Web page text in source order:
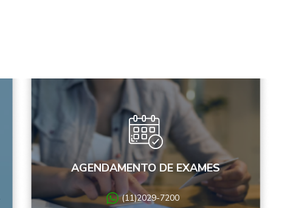
AGENDAMENTO DE EXAMES
(11)2029-7200